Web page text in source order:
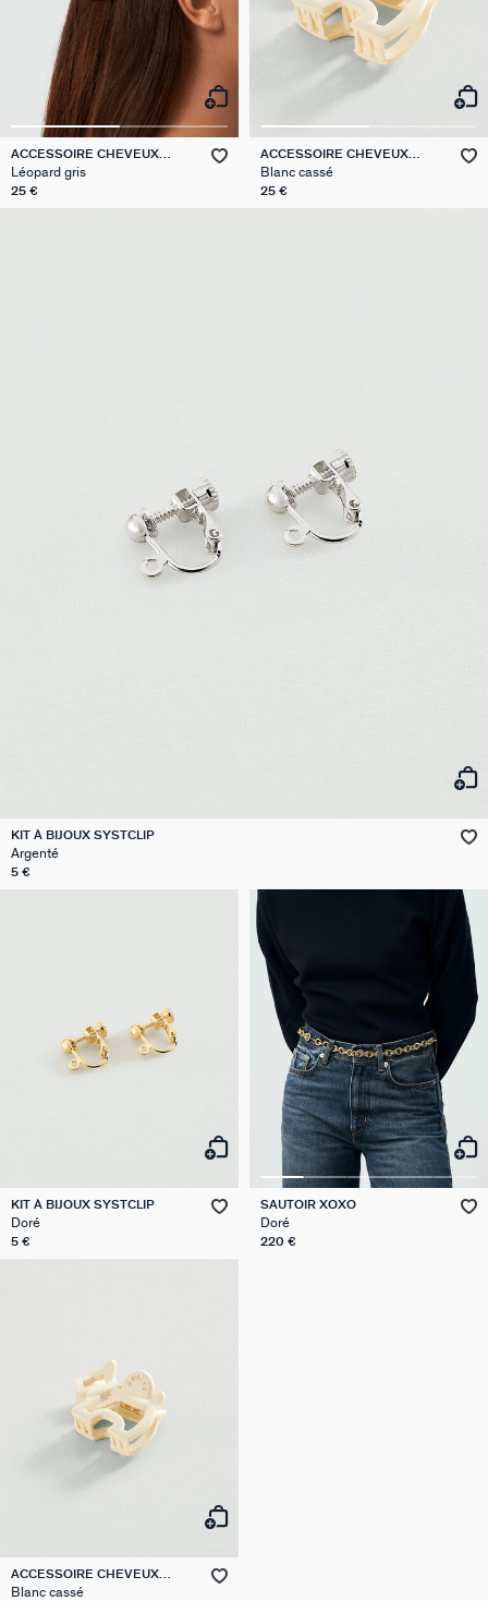
ACCESSOIRE CHEVEUX
SCOTTISH
Léopard gris
25 €
ACCESSOIRE CHEVEUX
SCOTTISH
Blanc cassé
25 €
KIT À BIJOUX SYSTCLIP
Argenté
5 €
KIT À BIJOUX SYSTCLIP
Doré
5 €
SAUTOIR XOXO
Doré
220 €
ACCESSOIRE CHEVEUX
SCOTTISH
Blanc cassé